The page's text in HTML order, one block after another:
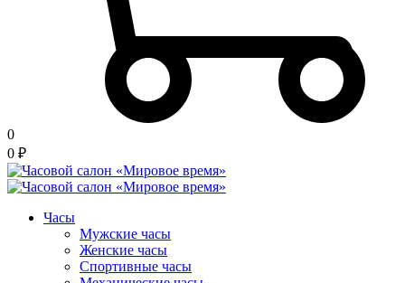
0
0 ₽
Часы
Мужские часы
Женские часы
Спортивные часы